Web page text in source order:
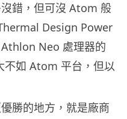
錯，但可沒 Atom 般
Design Power
Neo 處理器的
不如 Atom 平台，但以
勝的地方，就是廠商